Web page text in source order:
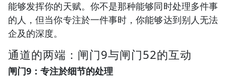
能够发挥你的天赋。你不是那种能够同时处理多件事
的人，但当你专注於一件事时，你能够达到别人无法
企及的深度。
通道的两端：闸门9与闸门52的互动
闸门9：专注於细节的处理